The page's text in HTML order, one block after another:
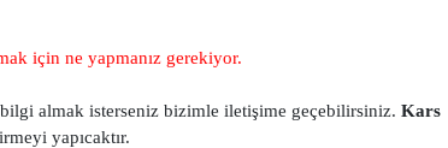
için ne yapmanız gerekiyor.
almak isterseniz bizimle iletişime geçebilirsiniz. Kars
yapıcaktır.